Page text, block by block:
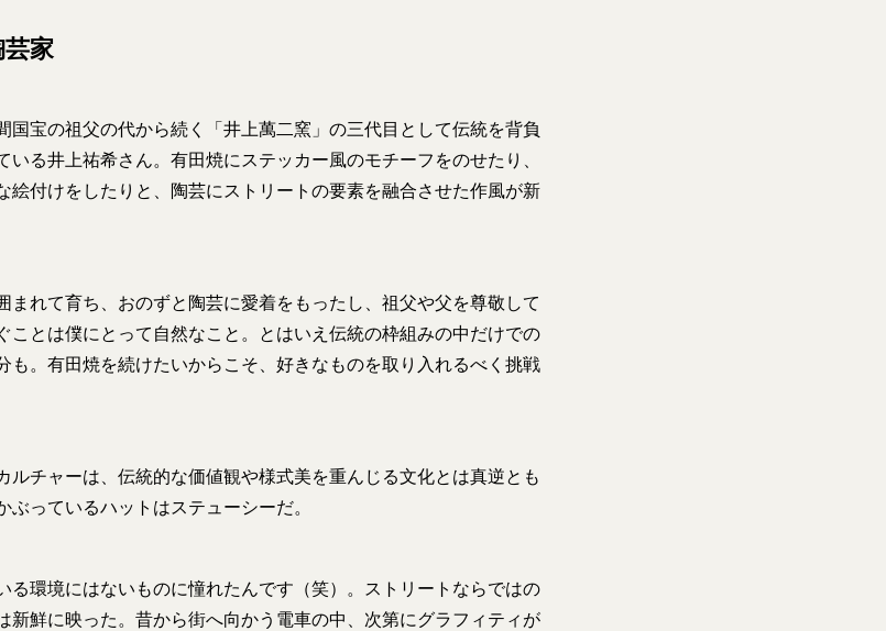
家
宝の祖父の代から続く「井上萬二窯」の三代目として伝統を背負
いる井上祐希さん。有田焼にステッカー風のモチーフをのせたり、
絵付けをしたりと、陶芸にストリートの要素を融合させた作風が新
まれて育ち、おのずと陶芸に愛着をもったし、祖父や父を尊敬して
ことは僕にとって自然なこと。とはいえ伝統の枠組みの中だけでの
も。有田焼を続けたいからこそ、好きなものを取り入れるべく挑戦
チャーは、伝統的な価値観や様式美を重んじる文化とは真逆とも
っているハットはステューシーだ。
る環境にはないものに憧れたんです（笑）。ストリートならではの
新鮮に映った。昔から街へ向かう電車の中、次第にグラフィティが